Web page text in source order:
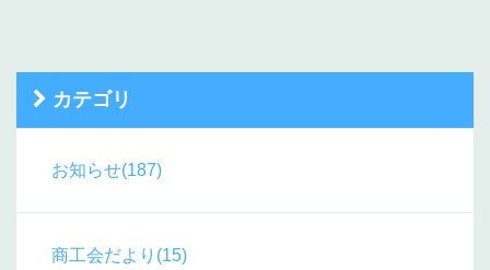
カテゴリ
お知らせ(187)
商工会だより(15)